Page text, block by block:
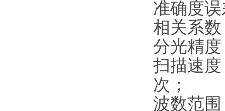
准确度
相关系
分光精
扫描速
次；
波数范